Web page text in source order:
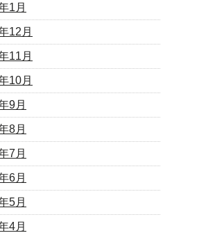
1月
12月
11月
10月
9月
8月
7月
6月
5月
4月